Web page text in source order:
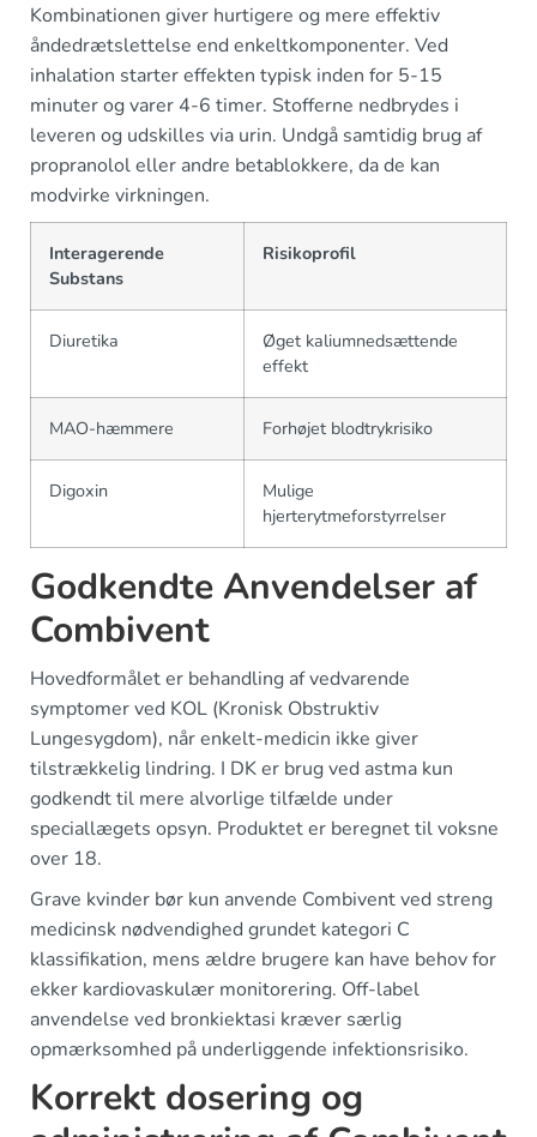
Kombinationen giver hurtigere og mere effektiv
åndedrætslettelse end enkeltkomponenter. Ved
inhalation starter effekten typisk inden for 5-15
minuter og varer 4-6 timer. Stofferne nedbrydes i
leveren og udskilles via urin. Undgå samtidig brug af
propranolol eller andre betablokkere, da de kan
modvirke virkningen.
Interagerende
Substans
Risikoprofil
Diuretika
Øget kaliumnedsættende
effekt
MAO-hæmmere Forhøjet blodtrykrisiko
Digoxin
Mulige
hjerterytmeforstyrrelser
Godkendte Anvendelser af
Combivent
Hovedformålet er behandling af vedvarende
symptomer ved KOL (Kronisk Obstruktiv
Lungesygdom), når enkelt-medicin ikke giver
tilstrækkelig lindring. I DK er brug ved astma kun
godkendt til mere alvorlige tilfælde under
speciallægets opsyn. Produktet er beregnet til voksne
over 18.
Grave kvinder bør kun anvende Combivent ved streng
medicinsk nødvendighed grundet kategori C
klassifikation, mens ældre brugere kan have behov for
ekker kardiovaskulær monitorering. Off-label
anvendelse ved bronkiektasi kræver særlig
opmærksomhed på underliggende infektionsrisiko.
Korrekt dosering og